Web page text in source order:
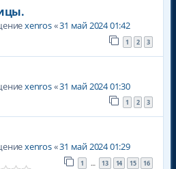
xenros«31 май 2024 01:42
1 2 3
xenros«31 май 2024 01:30
1 2 3
xenros«31 май 2024 01:29
1 … 13 14 15 16